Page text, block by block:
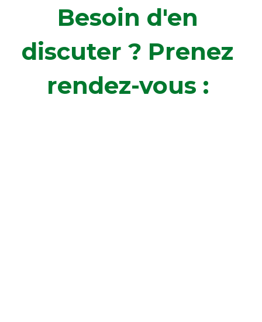
Besoin d'en
discuter ? Prenez
rendez-vous :